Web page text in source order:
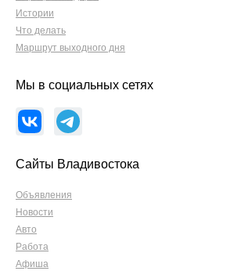
Истории
Что делать
Маршрут выходного дня
Мы в социальных сетях
Сайты Владивостока
Объявления
Новости
Авто
Работа
Афиша